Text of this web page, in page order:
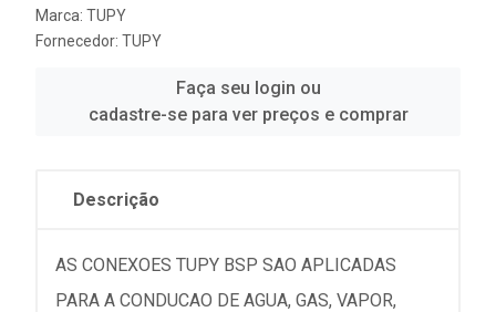
Marca: TUPY
Fornecedor: TUPY
Faça seu login ou
cadastre-se para ver preços e comprar
Descrição
AS CONEXOES TUPY BSP SAO APLICADAS
PARA A CONDUCAO DE AGUA, GAS, VAPOR,